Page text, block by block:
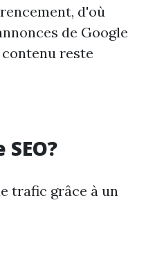
d'où
de Google
reste
trafic grâce à un